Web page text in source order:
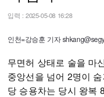
입력 : 2025-05-08 16:28
인천=강승훈 기자
무면허 상태로 술을 마
중앙선을 넘어 2명이
당 승용차는 당시 왕복